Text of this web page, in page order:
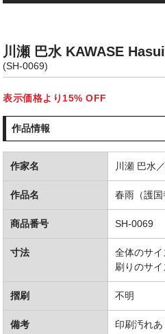
川瀬 巴水 KAWASE
(SH-0069)
表示価格より15% OFF
作品情報
作家名 川瀬 巴水
作品名 春雨（護国
商品番号 SH-0069
寸法
全体のサ
刷りのサ
摺刷 不明
備考 印刷汚れあ